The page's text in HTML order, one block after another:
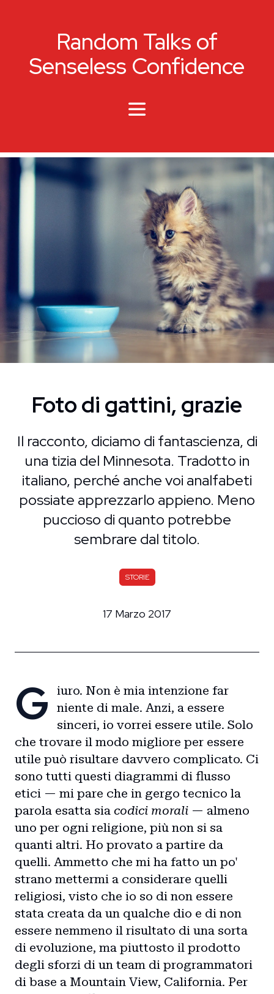
Random Talks of
Senseless Confidence
Foto di gattini, grazie
Il racconto, diciamo di fantascienza, di
una tizia del Minnesota. Tradotto in
italiano, perché anche voi analfabeti
possiate apprezzarlo appieno. Meno
puccioso di quanto potrebbe
sembrare dal titolo.
STORIE
17 Marzo 2017
G
iuro. Non è mia intenzione far
niente di male. Anzi, a essere
sinceri, io vorrei essere utile. Solo
che trovare il modo migliore per essere
utile può risultare davvero complicato. Ci
sono tutti questi diagrammi di flusso
etici — mi pare che in gergo tecnico la
parola esatta sia codici morali — almeno
uno per ogni religione, più non si sa
quanti altri. Ho provato a partire da
quelli. Ammetto che mi ha fatto un po'
strano mettermi a considerare quelli
religiosi, visto che io so di non essere
stata creata da un qualche dio e di non
essere nemmeno il risultato di una sorta
di evoluzione, ma piuttosto il prodotto
degli sforzi di un team di programmatori
di base a Mountain View, California. Per